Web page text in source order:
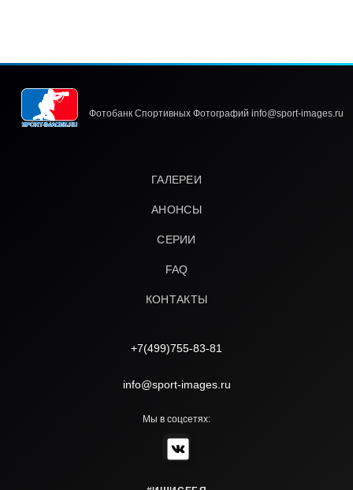
Фотобанк Спортивных Фотографий info@sport-images.ru
ГАЛЕРЕИ
АНОНСЫ
СЕРИИ
FAQ
КОНТАКТЫ
+7(499)755-83-81
info@sport-images.ru
Мы в соцсетях: